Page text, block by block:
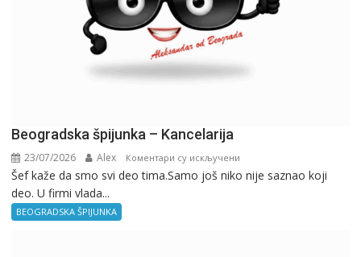
Beogradska špijunka – Kancelarija
23/07/2026 Alex Коментари су искључени
Beogradska
Šef kaže da smo svi deo tima.Samo još niko nije saznao koji
deo. U firmi vlada...
BEOGRADSKA ŠPIJUNKA